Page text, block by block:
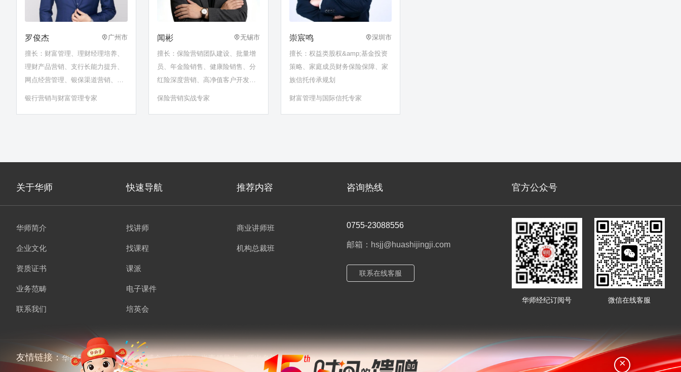
罗俊杰 广州市
擅长：财富管理、理财经理培养、
理财产品营销、支行长能力提升、
网点经营管理、银保渠道营销、产
说会、创说会、增员、分红险营
银行营销与财富管理专家
闻彬 无锡市
擅长：保险营销团队建设、批量增
员、年金险销售、健康险销售、分
红险深度营销、高净值客户开发、
大额保单成交、家庭财富传承、保
保险营销实战专家
崇宸鸣 深圳市
擅长：权益类股权&amp;基金投资
策略、家庭成员财务保险保障、家
族信托传承规划
财富管理与国际信托专家
关于华师 快速导航 推荐内容 咨询热线 官方公众号
华师简介
企业文化
资质证书
业务范畴
联系我们
找讲师
找课程
课派
电子课件
培英会
商业讲师班
机构总裁班
0755-23088556
邮箱：hsjj@huashijingji.com
联系在线客服
华师经纪订阅号 微信在线客服
友情链接：华师兄弟 讲师经纪 培博会 课师宝 当责领导力 师出名门 ×